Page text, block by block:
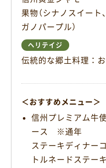
果物（シナノスイー
ガノパープル）
ヘリテイジ
伝統的な郷土料理：
＜おすすめメニュー＞
信州プレミアム牛
ース ※通年
ステーキディナ
トルネードステ